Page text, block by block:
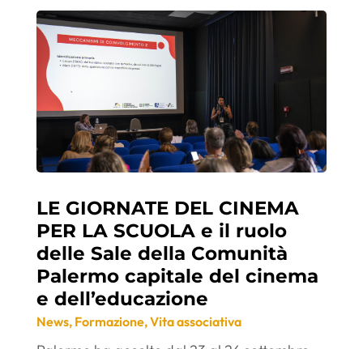
LE GIORNATE DEL CINEMA
PER LA SCUOLA e il ruolo
delle Sale della Comunità
Palermo capitale del cinema
e dell’educazione
News, Formazione,Vita associativa